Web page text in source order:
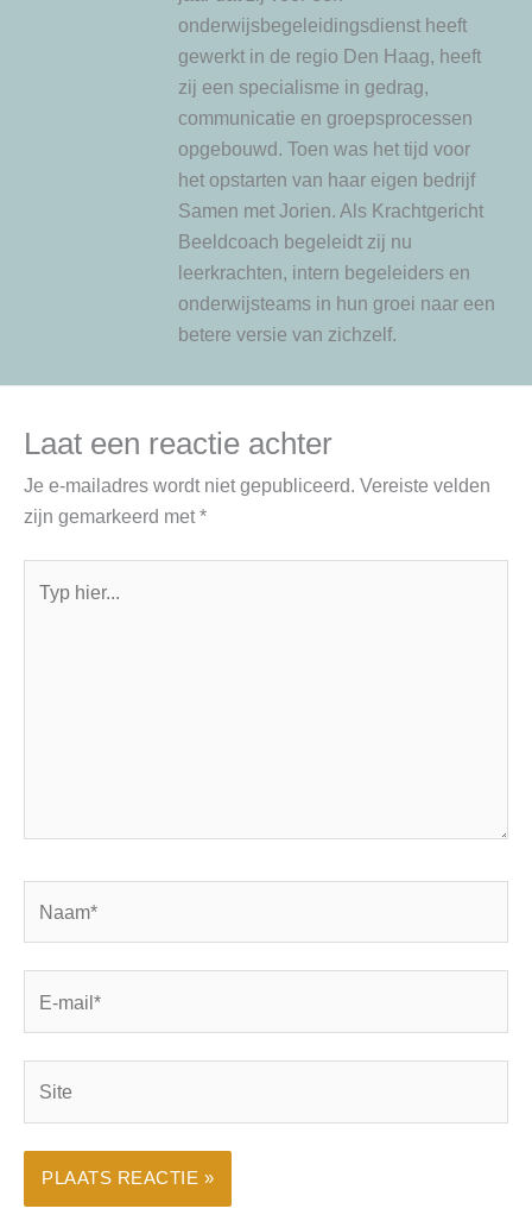
onderwijsbegeleidingsdienst heeft
gewerkt in de regio Den Haag, heeft
zij een specialisme in gedrag,
communicatie en groepsprocessen
opgebouwd. Toen was het tijd voor
het opstarten van haar eigen bedrijf
Samen met Jorien. Als Krachtgericht
Beeldcoach begeleidt zij nu
leerkrachten, intern begeleiders en
onderwijsteams in hun groei naar een
betere versie van zichzelf.
Laat een reactie achter
Je e-mailadres wordt niet gepubliceerd. Vereiste velden
zijn gemarkeerd met*
hier...
mail*